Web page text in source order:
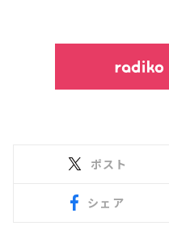
ポスト
シェア